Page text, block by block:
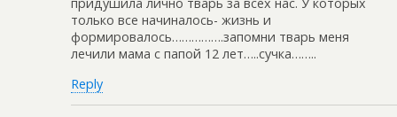
придушила лично тварь за всех нас. У которых
только все начиналось- жизнь и
формировалось…………….запомни тварь меня
лечили мама с папой 12 лет…..сучка……..
Reply